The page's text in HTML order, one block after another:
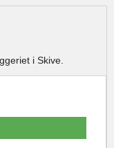
i Skive.